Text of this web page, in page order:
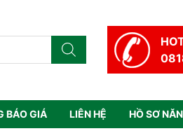
BÁO GIÁ LIÊN HỆ HỒ SƠ